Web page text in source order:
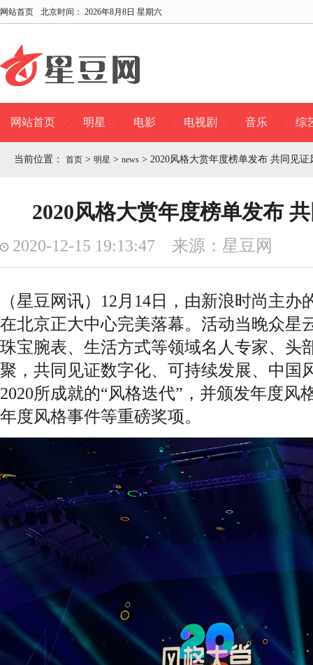
网站首页 北京时间： 2026年8月8日 星期六
网站首页 明星 电影 电视剧 音乐 综
当前位置： 首页 > 明星 > news > 2020风格大赏年度榜单发布 共同见证
2020风格大赏年度榜单发布
2020-12-15 19:13:47 来源：星豆网
（星豆网讯）12月14日，由新浪时尚主办
在北京正大中心完美落幕。活动当晚众星
珠宝腕表、生活方式等领域名人专家、头
聚，共同见证数字化、可持续发展、中国
2020所成就的“风格迭代”，并颁发年度风
年度风格事件等重磅奖项。